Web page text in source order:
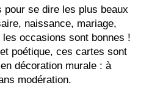
pour se dire les plus beaux
naissance, mariage,
occasions sont bonnes !
poétique, ces cartes sont
décoration murale : à
modération.